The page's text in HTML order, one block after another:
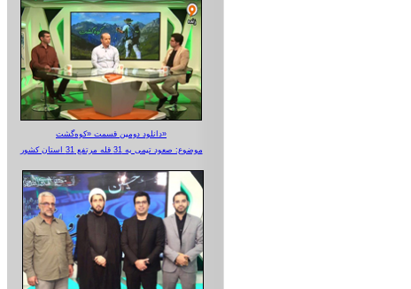
دانلود دومین قسمت «کوه‌گشت»
موضوع: صعود تیمی به 31 قله مرتفع 31 استان کشور